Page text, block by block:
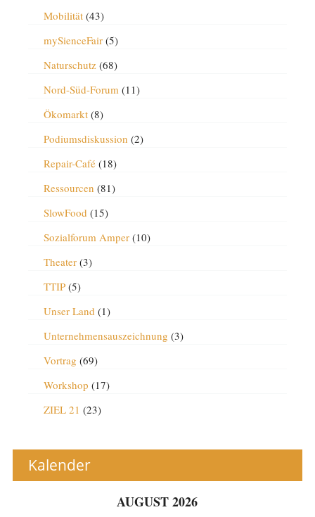
Mobilität(43)
mySienceFair(5)
Naturschutz(68)
Nord-Süd-Forum(11)
Ökomarkt(8)
Podiumsdiskussion (2)
Repair-Café(18)
Ressourcen (81)
SlowFood (15)
Sozialforum Amper(10)
Theater(3)
TTIP(5)
Unser Land (1)
Unternehmensauszeichnung (3)
Vortrag (69)
Workshop (17)
ZIEL 21 (23)
Kalender
AUGUST 2026